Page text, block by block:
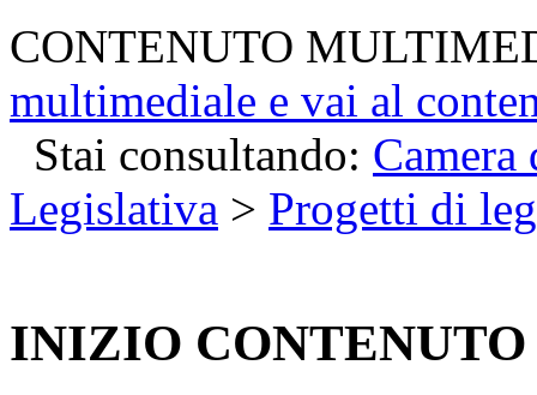
CONTENUTO
multimediale e vai al
Stai consultando: Camera
Legislativa > Progetti di
INIZIO CONTENUTO